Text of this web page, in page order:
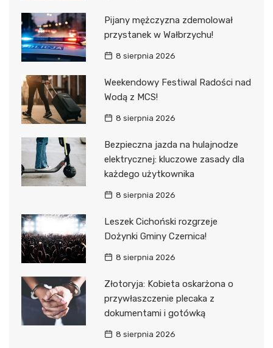
Pijany mężczyzna zdemolował
przystanek w Wałbrzychu!
8 sierpnia 2026
Weekendowy Festiwal Radości nad
Wodą z MCS!
8 sierpnia 2026
Bezpieczna jazda na hulajnodze
elektrycznej: kluczowe zasady dla
każdego użytkownika
8 sierpnia 2026
Leszek Cichoński rozgrzeje
Dożynki Gminy Czernica!
8 sierpnia 2026
Złotoryja: Kobieta oskarżona o
przywłaszczenie plecaka z
dokumentami i gotówką
8 sierpnia 2026